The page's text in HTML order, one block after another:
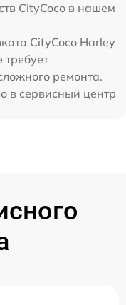
CityCoco в нашем
CityCoco Harley
требует
ремонта.
в сервисный центр